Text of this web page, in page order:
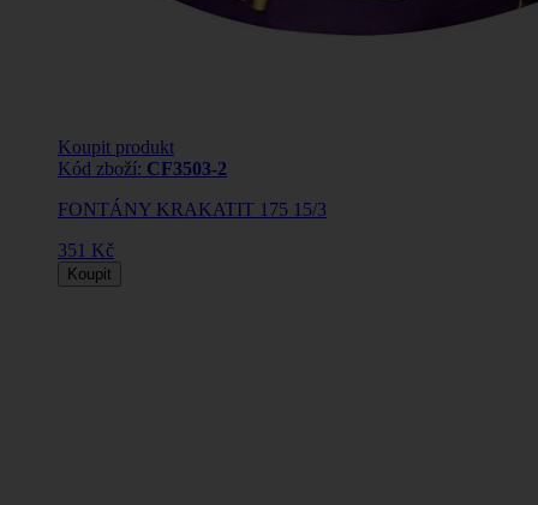
Koupit produkt
Kód zboží: CF3503-2
FONTÁNY KRAKATIT 175 15/3
351 Kč
Koupit